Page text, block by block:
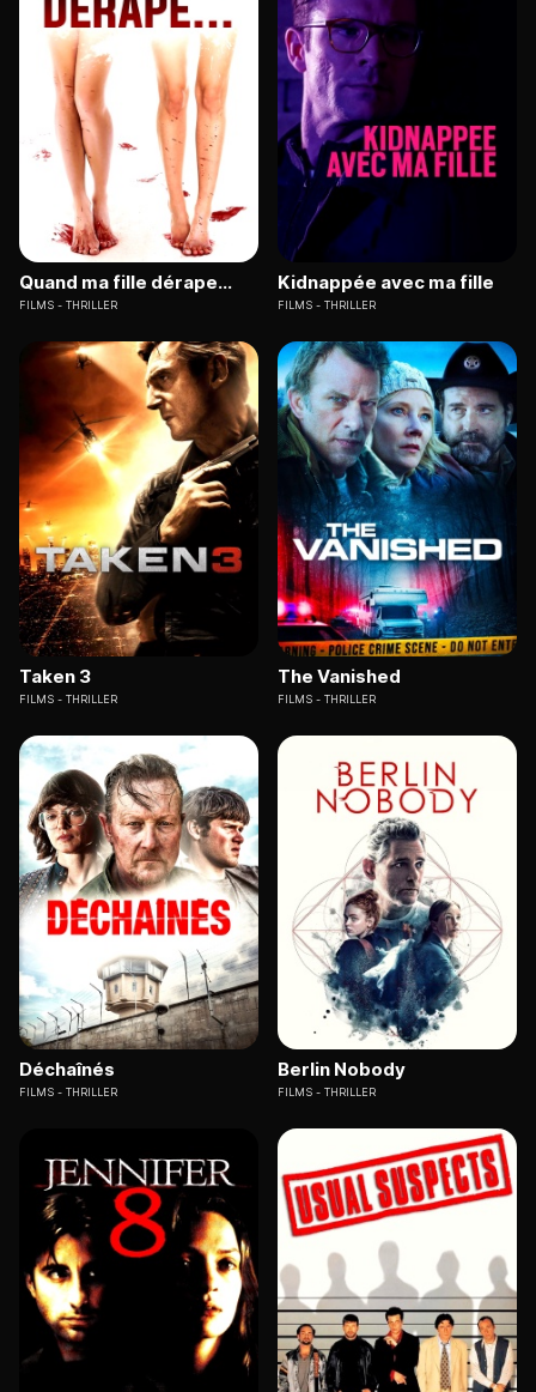
Quand ma fille dérape...
FILMS THRILLER
Kidnappée avec ma fille
FILMS THRILLER
Taken 3
FILMS THRILLER
The Vanished
FILMS THRILLER
Déchaînés
FILMS THRILLER
Berlin Nobody
FILMS THRILLER